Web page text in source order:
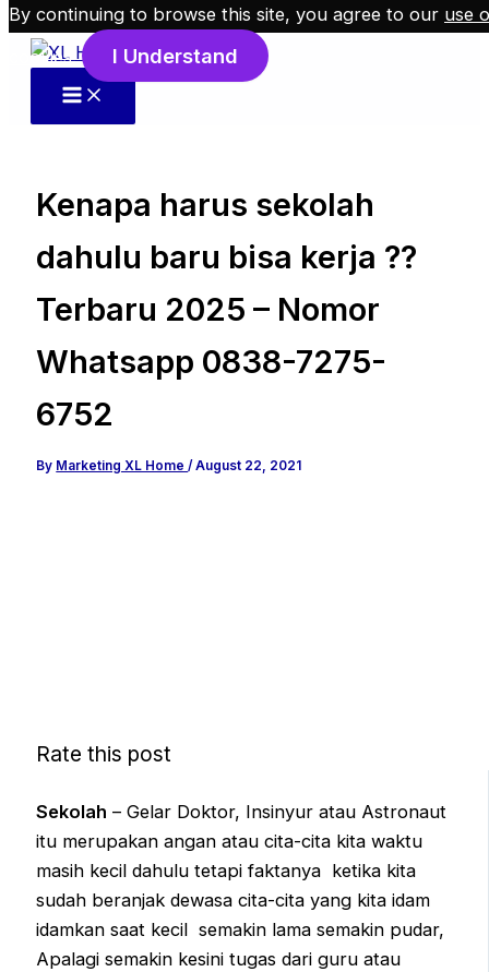
Skip to content
Kenapa harus sekolah
dahulu baru bisa kerja ??
Terbaru 2025 – Nomor
Whatsapp 0838-7275-
6752
By Marketing XL Home/August 22, 2021
Rate this post
Sekolah – Gelar Doktor, Insinyur atau Astronaut
itu merupakan angan atau cita-cita kita waktu
masih kecil dahulu tetapi faktanya ketika kita
sudah beranjak dewasa cita-cita yang kita idam
idamkan saat kecil semakin lama semakin pudar,
Apalagi semakin kesini tugas dari guru atau
By continuing to browse this site, you agree to our use
cookies. I Understand